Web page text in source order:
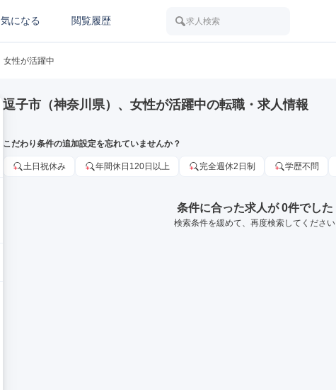
気になる 閲覧履歴 求人検索
女性が活躍中
逗子市（神奈川県）、女性が活躍中の転職・求人情報
こだわり条件の追加設定を忘れていませんか？
土日祝休み 年間休日120日以上 完全週休2日制 学歴不問
条件に合った求人が 0件でした
検索条件を緩めて、再度検索してください